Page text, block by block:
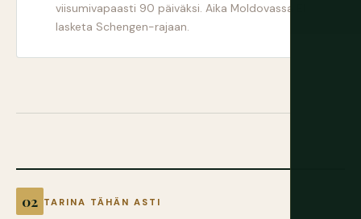
viisumivapaasti 90 päiväksi. Aika Moldovassa EI
lasketa Schengen-rajaan.
TARINA TÄHÄN ASTI